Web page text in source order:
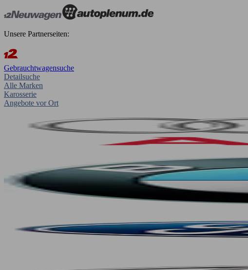
Unsere Partnerseiten:
Gebrauchtwagensuche
Detailsuche
Alle Marken
Karosserie
Angebote vor Ort